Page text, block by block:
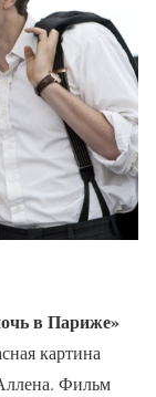
в Париже»
картина
Фильм